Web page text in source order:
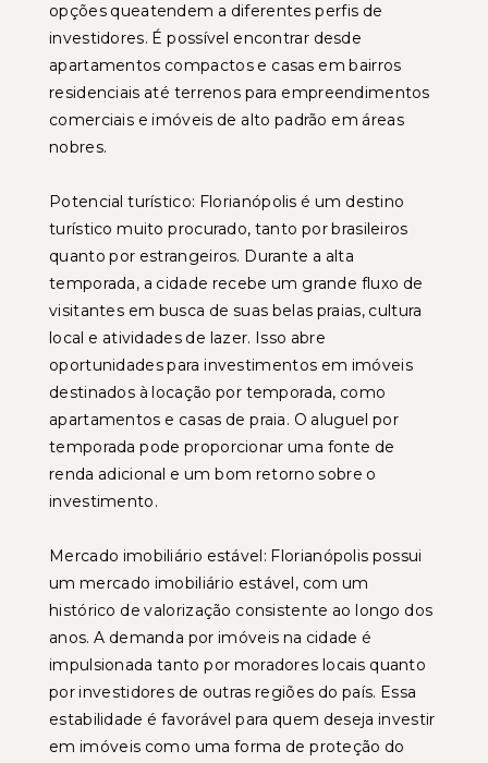
opções queatendem a diferentes perfis de
investidores. É possível encontrar desde
apartamentos compactos e casas em bairros
residenciais até terrenos para empreendimentos
comerciais e imóveis de alto padrão em áreas
nobres.
Potencial turístico: Florianópolis é um destino
turístico muito procurado, tanto por brasileiros
quanto por estrangeiros. Durante a alta
temporada, a cidade recebe um grande fluxo de
visitantes em busca de suas belas praias, cultura
local e atividades de lazer. Isso abre
oportunidades para investimentos em imóveis
destinados à locação por temporada, como
apartamentos e casas de praia. O aluguel por
temporada pode proporcionar uma fonte de
renda adicional e um bom retorno sobre o
investimento.
Mercado imobiliário estável: Florianópolis possui
um mercado imobiliário estável, com um
histórico de valorização consistente ao longo dos
anos. A demanda por imóveis na cidade é
impulsionada tanto por moradores locais quanto
por investidores de outras regiões do país. Essa
estabilidade é favorável para quem deseja investir
em imóveis como uma forma de proteção do